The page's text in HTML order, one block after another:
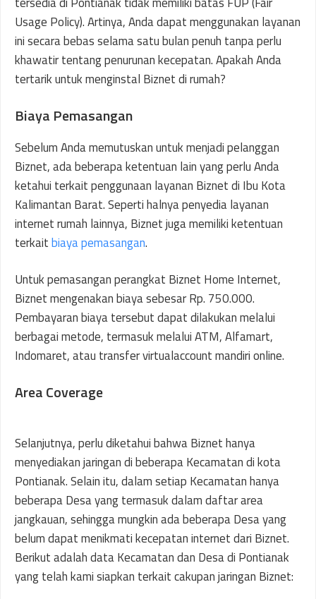
Usage Policy). Artinya, Anda dapat menggunakan layanan
ini secara bebas selama satu bulan penuh tanpa perlu
khawatir tentang penurunan kecepatan. Apakah Anda
tertarik untuk menginstal Biznet di rumah?
Biaya Pemasangan
Sebelum Anda memutuskan untuk menjadi pelanggan
Biznet, ada beberapa ketentuan lain yang perlu Anda
ketahui terkait penggunaan layanan Biznet di Ibu Kota
Kalimantan Barat. Seperti halnya penyedia layanan
internet rumah lainnya, Biznet juga memiliki ketentuan
terkaitbiaya pemasangan.
Untuk pemasangan perangkat Biznet Home Internet,
Biznet mengenakan biaya sebesar Rp. 750.000.
Pembayaran biaya tersebut dapat dilakukan melalui
berbagai metode, termasuk melalui ATM, Alfamart,
Indomaret, atau transfer virtualaccount mandiri online.
Area Coverage
Selanjutnya, perlu diketahui bahwa Biznet hanya
menyediakan jaringan di beberapa Kecamatan di kota
Pontianak. Selain itu, dalam setiap Kecamatan hanya
beberapa Desa yang termasuk dalam daftar area
jangkauan, sehingga mungkin ada beberapa Desa yang
belum dapat menikmati kecepatan internet dari Biznet.
Berikut adalah data Kecamatan dan Desa di Pontianak
yang telah kami siapkan terkait cakupan jaringan Biznet: